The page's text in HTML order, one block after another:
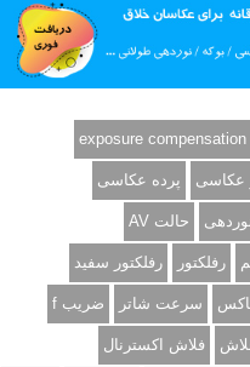
exposure compensation
عکاسی پرده عکاسی
حالت AV
رفلکتور رفلکتور سفید
سرعت شاتر ضریب f
فلاش اکسترنال